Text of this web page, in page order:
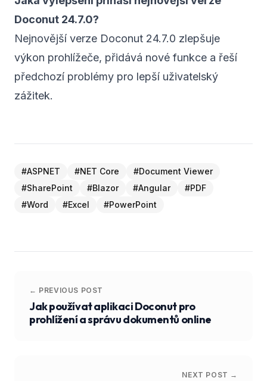
Doconut 24.7.0?
Nejnovější verze Doconut 24.7.0 zlepšuje
výkon prohlížeče, přidává nové funkce a řeší
předchozí problémy pro lepší uživatelský
zážitek.
#ASPNET #NET Core #Document Viewer
#SharePoint #Blazor #Angular #PDF
#Word #Excel #PowerPoint
← PREVIOUS POST
Jak používat aplikaci Doconut pro
prohlížení a správu dokumentů online
NEXT POST →